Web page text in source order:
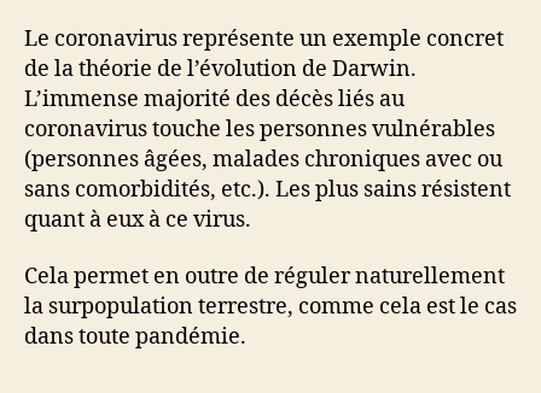
Le coronavirus représente un exemple concret
de la théorie de l’évolution de Darwin.
L’immense majorité des décès liés au
coronavirus touche les personnes vulnérables
(personnes âgées, malades chroniques avec ou
sans comorbidités, etc.). Les plus sains résistent
quant à eux à ce virus.
Cela permet en outre de réguler naturellement
la surpopulation terrestre, comme cela est le cas
dans toute pandémie.